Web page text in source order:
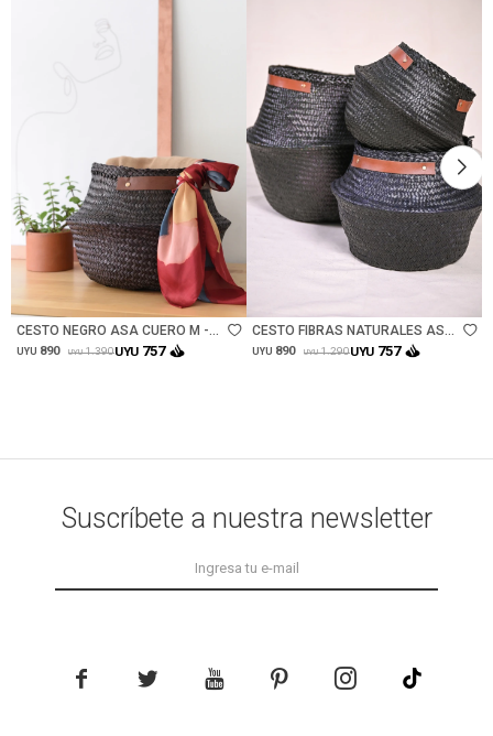
CESTO NEGRO ASA CUERO M -
NEGRO
UYU 890 UYU 1.390UYU 757
CESTO FIBRAS NATURALES ASA
CUERO S - NEGRO
UYU 890 UYU 1.290UYU 757
Suscríbete a nuestra newsletter
    